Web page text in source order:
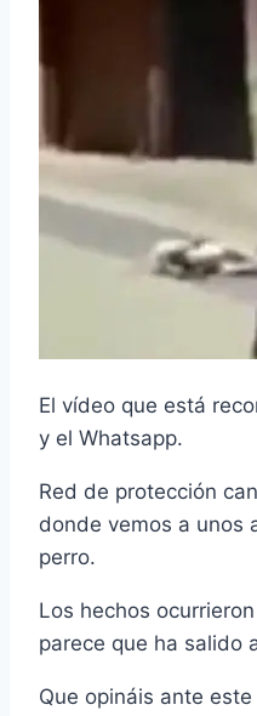
El vídeo que está
y el Whatsapp.
Red de protección
donde vemos a unos
perro.
Los hechos
parece que ha salido
Que opináis ante